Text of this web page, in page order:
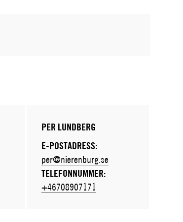
PER LUNDBERG
E-POSTADRESS:
per@nierenburg.se
TELEFONNUMMER:
+46708907171